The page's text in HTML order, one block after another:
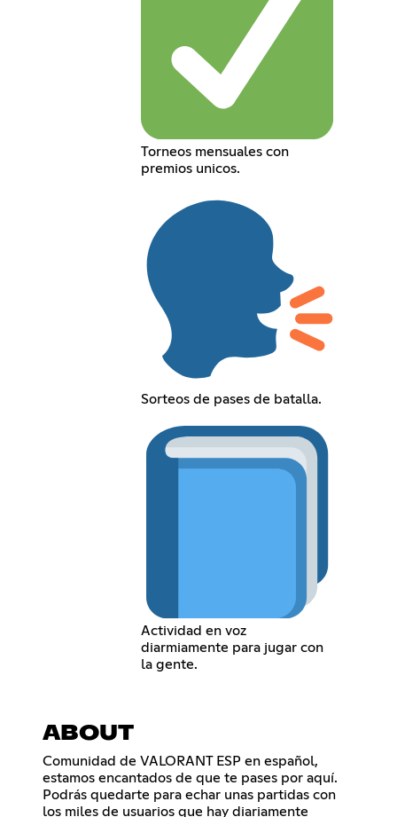
Torneos mensuales con
premios unicos.
Sorteos de pases de batalla.
Actividad en voz
diarmiamente para jugar con
la gente.
ABOUT
Comunidad de VALORANT ESP en español,
estamos encantados de que te pases por aquí.
Podrás quedarte para echar unas partidas con
los miles de usuarios que hay diariamente